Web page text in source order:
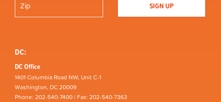
DC:
DC Office
1401 Columbia Road NW, Unit C-1
Washington, DC 20009
Phone: 202-540-7400 | Fax: 202-540-7363